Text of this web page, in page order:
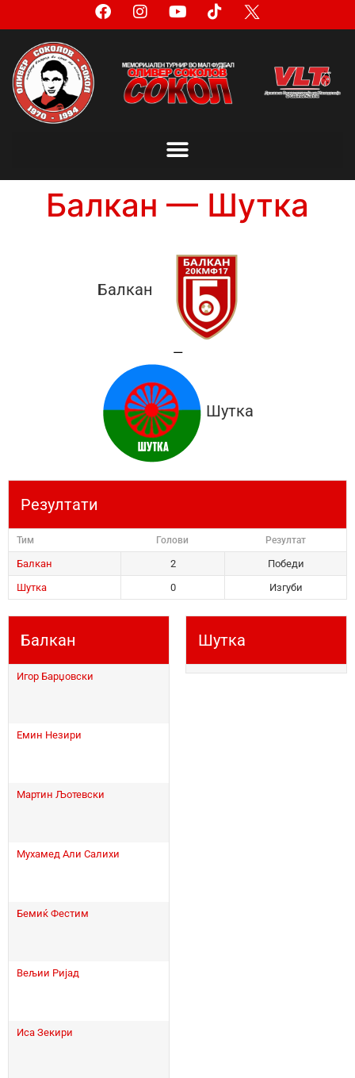
Балкан — Шутка
Балкан
—
Шутка
Резултати
Тим Голови Резултат
Балкан 2
Победи
Шутка
0 Изгуби
Балкан
Игор Барџовски
Емин Незири
Мартин Љотевски
Мухамед Али Салихи
Бемиќ Фестим
Вељии Ријад
Иса Зекири
Шутка